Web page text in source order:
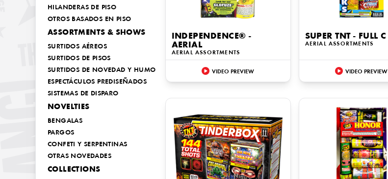
HILANDERAS DE PISO
OTROS BASADOS EN PISO
ASSORTMENTS & SHOWS
SURTIDOS AÉREOS
SURTIDOS DE PISOS
SURTIDOS DE NOVEDAD Y HUMO
ESPECTÁCULOS PREDISEÑADOS
SISTEMAS DE DISPARO
NOVELTIES
BENGALAS
PARGOS
CONFETI Y SERPENTINAS
OTRAS NOVEDADES
COLLECTIONS
INDEPENDENCE® -
AERIAL
AERIAL ASSORTMENTS
VIDEO PREVIEW
SUPER TNT - FULL C
AERIAL ASSORTMENTS
VIDEO PREVIEW